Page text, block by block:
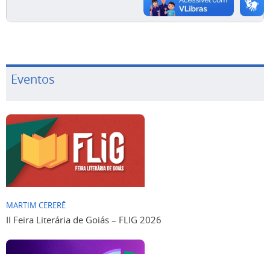
Eventos
MARTIM CERERÊ
II Feira Literária de Goiás – FLIG 2026